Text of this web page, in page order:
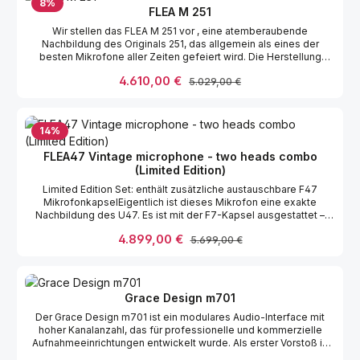
Includes: microphone in wooden box, power supply, cable,
yokemount.
8%
FLEA M 251
Wir stellen das FLEA M 251 vor , eine atemberaubende
Nachbildung des Originals 251, das allgemein als eines der
besten Mikrofone aller Zeiten gefeiert wird. Die Herstellung
Liebe und Hingabe, die aufgrund der Komplexität und Feinheit
ist das FLEA M 251 ein Beweis für unser Streben nach Exzellenz.
Jeder Aspekt dieses Mikrofons wurde verfeinert und in einigen
Bereichen sogar gegenüber dem Original verbessert.
Verkaufspreis:
4.610,00 € Regulärer Preis:
5.029,00 €
14%
FLEA47 Vintage microphone - two heads combo
(Limited Edition)
Limited Edition Set: enthält zusätzliche austauschbare F47
MikrofonkapselEigentlich ist dieses Mikrofon eine exakte
Nachbildung des U47. Es ist mit der F7-Kapsel ausgestattet –
des BV8-Transformators und TELEFUNKEN EF12 oder E80F
EF12, EF14, UF14 und VF14 die gleichen Röhren mit
unterschiedlicher Heizung. Besonders konzentrieren wir uns auf
die EF12-Röhre, da wir ihren Klangcharakter dem Original am
nächsten finden. Natürlich hängt der Preis von der Art der Röhre
ab. Wer sich mit Preisen auskennt, weiß, dass eine gute VF14-
Röhre bis zu 1.500 € kosten kann, daher ist klar, dass dieses
Verkaufspreis:
4.899,00 € Regulärer Preis:
5.699,00 €
Grace Design m701
Der Grace Design m701 ist ein modulares Audio-Interface mit
hoher Kanalanzahl, das für professionelle und kommerzielle
Aufnahmeeinrichtungen entwickelt wurde. Als erster Vorstoß in